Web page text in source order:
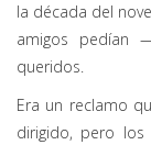
la década del
amigos pedían
queridos.
Era un reclamo
dirigido, pero los